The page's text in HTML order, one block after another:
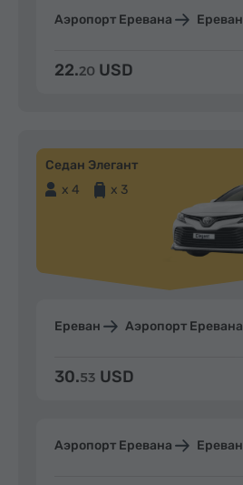
Аэропорт Еревана Ереван
22.20 USD
Седан Элегант
x 4
x 3
Ереван Аэропорт Еревана
30.53 USD
Аэропорт Еревана Ереван